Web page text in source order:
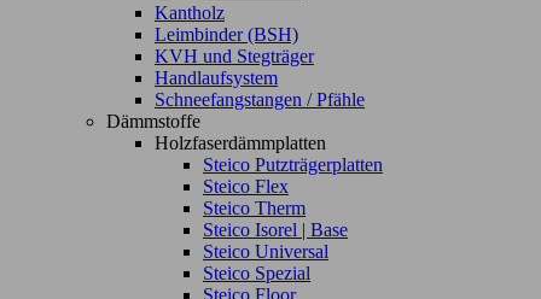
Kantholz
Leimbinder (BSH)
KVH und Stegträger
Handlaufsystem
Schneefangstangen / Pfähle
Dämmstoffe
Holzfaserdämmplatten
Steico Putzträgerplatten
Steico Flex
Steico Therm
Steico Isorel | Base
Steico Universal
Steico Spezial